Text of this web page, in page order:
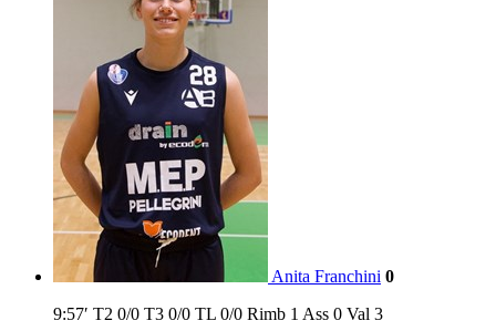
Anita Franchini 0
9:57′ T2 0/0 T3 0/0 TL 0/0 Rimb 1 Ass 0 Val 3